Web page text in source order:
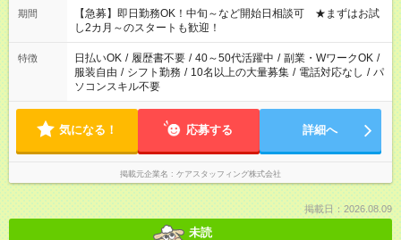
期間
【急募】即日勤務OK！中旬～など開始日相談可 ★まずはお試
し2カ月～のスタートも歓迎！
特徴 日払いOK / 履歴書不要 / 40～50代活躍中 / 副業・WワークOK /
服装自由 / シフト勤務 / 10名以上の大量募集 / 電話対応なし / パ
ソコンスキル不要
気になる！ 応募する 詳細へ
掲載元企業名 ケアスタッフィング株式会社
掲載日：2026.08.09
未読